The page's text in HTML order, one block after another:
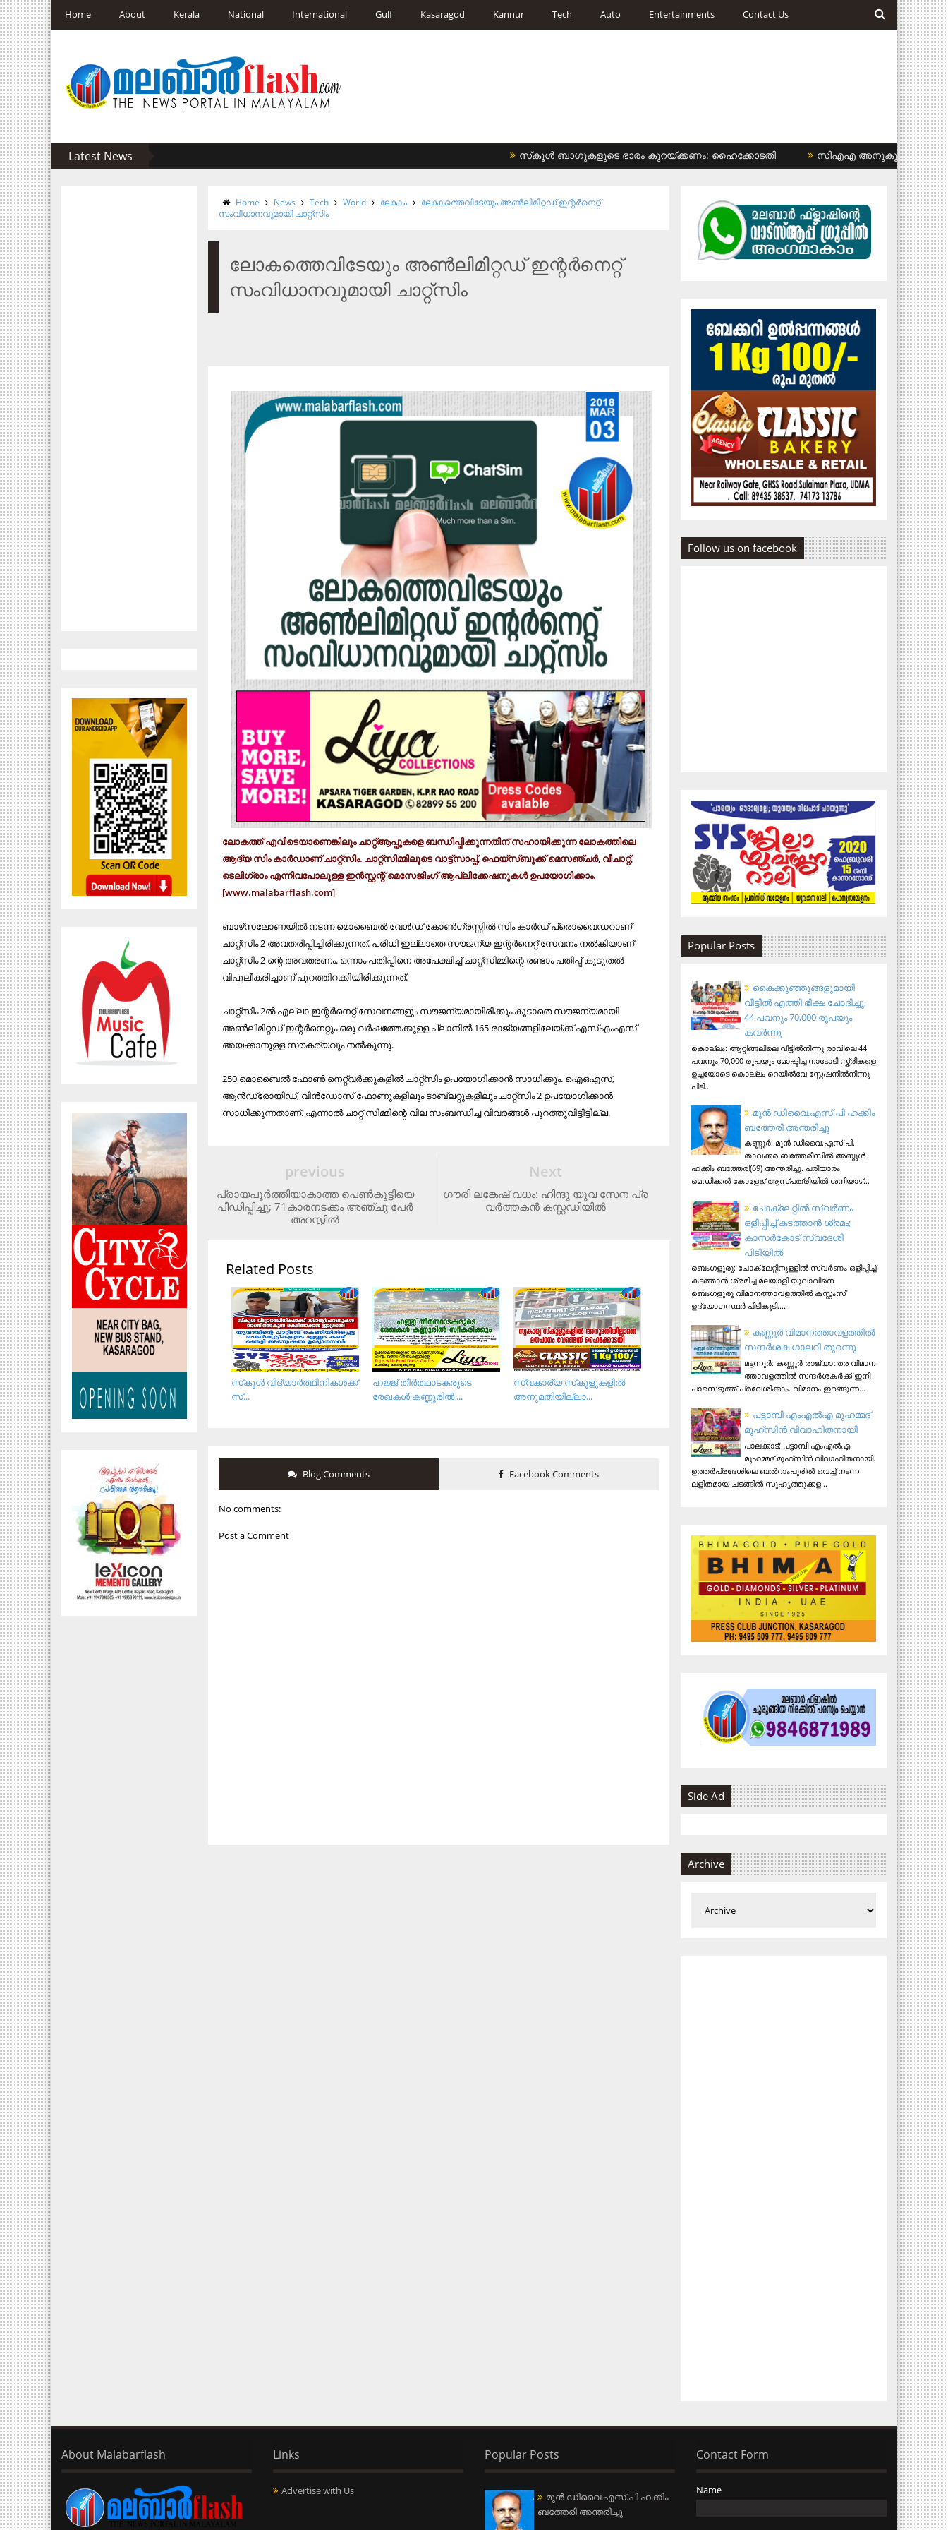
Home About Kerala National International Gulf Kasaragod Kannur Tech Auto Entertainments Contact Us
Latest News സ്‌കൂള്‍ ബാഗുകളുടെ ഭാരം കുറയ്ക്കണം: ഹൈക്കോടതി സിഎഎ അനുകൂലികള്‍ക്ക്
Home News Tech World ലോകം
ലോകത്തെവിടേയും അണ്‍ലിമിറ്റഡ് ഇന്റര്‍നെറ്റ്
സംവിധാനവുമായി ചാറ്റ്‌സിം
ലോകത്തെവിടേയും അണ്‍ലിമിറ്റഡ് ഇന്റര്‍നെറ്റ്
സംവിധാനവുമായി ചാറ്റ്‌സിം
ലോകത്ത് എവിടെയാണെങ്കിലും ചാറ്റ്ആപ്പുകളെ ബന്ധിപ്പിക്കുന്നതിന് സഹായിക്കുന്ന ലോകത്തിലെ
ആദ്യ സിം കാര്‍ഡാണ് ചാറ്റ്‌സിം. ചാറ്റ്‌സിമ്മിലൂടെ വാട്ട്‌സാപ്പ്, ഫെയ്‌സ്ബുക്ക് മെസഞ്ചര്‍, വീചാറ്റ്,
ടെലിഗ്രാം എന്നിവപോലുള്ള ഇന്‍സ്റ്റന്റ് മെസേജിംഗ് ആപ്ലിക്കേഷനുകള്‍ ഉപയോഗിക്കാം.
[www.malabarflash.com]
ബാഴ്‌സലോണയില്‍ നടന്ന മൊബൈല്‍ വേള്‍ഡ് കോണ്‍ഗ്രസ്സില്‍ സിം കാര്‍ഡ് പ്രൊവൈഡറാണ്
ചാറ്റ്‌സിം 2 അവതരിപ്പിച്ചിരിക്കുന്നത്. പരിധി ഇല്ലാതെ സൗജന്യ ഇന്റര്‍നെറ്റ് സേവനം നല്‍കിയാണ്
ചാറ്റ്‌സിം 2 ന്റെ അവതരണം. ഒന്നാം പതിപ്പിനെ അപേക്ഷിച്ച് ചാറ്റ്‌സിമ്മിന്റെ രണ്ടാം പതിപ്പ് കൂടുതല്‍
വിപുലീകരിച്ചാണ് പുറത്തിറക്കിയിരിക്കുന്നത്.
ചാറ്റ്‌സിം 2ല്‍ എല്ലാ ഇന്റര്‍നെറ്റ് സേവനങ്ങളും സൗജന്യമായിരിക്കും.കൂടാതെ സൗജന്യമായി
അണ്‍ലിമിറ്റഡ് ഇന്റര്‍നെറ്റും ഒരു വര്‍ഷത്തേക്കുളള പ്ലാനില്‍ 165 രാജ്യങ്ങളിലേയ്ക്ക് എസ്എംഎസ്
അയക്കാനുളള സൗകര്യവും നല്‍കുന്നു.
250 മൊബൈല്‍ ഫോണ്‍ നെറ്റ്‌വര്‍ക്കുകളില്‍ ചാറ്റ്‌സിം ഉപയോഗിക്കാന്‍ സാധിക്കും. ഐഒഎസ്,
ആന്‍ഡ്രോയിഡ്, വിന്‍ഡോസ് ഫോണുകളിലും ടാബ്ലറ്റുകളിലും ചാറ്റ്‌സിം 2 ഉപയോഗിക്കാന്‍
സാധിക്കുന്നതാണ്. എന്നാല്‍ ചാറ്റ് സിമ്മിന്റെ വില സംബന്ധിച്ച വിവരങ്ങള്‍ പുറത്തുവിട്ടിട്ടില്ല.
Next
ഗൗ​രി ല​ങ്കേ​ഷ് വ​ധം: ഹി​ന്ദു യു​വ സേ​ന പ്ര​
വ​ർ​ത്ത​ക​ൻ ക​സ്റ്റ​ഡി​യി​ൽ
previous
പ്രായപൂര്‍ത്തിയാകാത്ത പെണ്‍കുട്ടിയെ
പീഡിപ്പിച്ചു; 71കാരനടക്കം അഞ്ചു പേര്‍
അറസ്റ്റില്‍
Related Posts
സ്വകാര്യ സ്‌കൂളുകളില്‍
അനുമതിയില്ലാ...
ഹജ്ജ് തീർത്ഥാടകരുടെ
രേഖകൾ കണ്ണൂരിൽ ...
സ്‌കൂള്‍ വിദ്യാര്‍ത്ഥിനികള്‍ക്ക്
സ്...
Blog Comments Facebook Comments
No comments:
Post a Comment
Follow us on facebook
Popular Posts
കൈക്കുഞ്ഞുങ്ങളുമായി
വീട്ടിൽ എത്തി ഭിക്ഷ ചോദിച്ചു,
44 പവനും 70,000 രൂപയും
കവർന്നു
കൊല്ലം: ആറ്റിങ്ങലിലെ വീട്ടിൽനിന്നു രാവിലെ 44
പവനും 70,000 രൂപയും മോഷ്ടിച്ച നാടോടി സ്ത്രീകളെ
ഉച്ചയോടെ കൊല്ലം റെയിൽവേ സ്റ്റേഷനിൽനിന്നു
പിടി...
മുന്‍ ഡിവൈ.എസ്.പി ഹക്കിം
ബത്തേരി അന്തരിച്ചു
കണ്ണൂര്‍: മുന്‍ ഡിവൈ.എസ്.പി.
താവക്കര ബത്തേരീസില്‍ അബ്ദുള്‍
ഹക്കിം ബത്തേരി(69) അന്തരിച്ചു. പരിയാരം
മെഡിക്കല്‍ കോളേജ് ആസ്​പത്രിയില്‍ ശനിയാഴ്...
ചോക്ലേറ്റിൽ സ്വർണം
ഒളിപ്പിച്ച് കടത്താൻ ശ്രമം;
കാസർകോട് സ്വദേശി
പിടിയില്‍
ബെംഗളൂരു: ചോക്ലേറ്റിനുള്ളിൽ സ്വർണം ഒളിപ്പിച്ച്
കടത്താൻ ശ്രമിച്ച മലയാളി യുവാവിനെ
ബെംഗളൂരു വിമാനത്താവളത്തിൽ കസ്റ്റംസ്
ഉദ്യോഗസ്ഥർ പിടികൂടി....
ക​ണ്ണൂ​ർ വി​മാ​ന​ത്താ​വ​ള​ത്തി​ൽ
സ​ന്ദ​ർ​ശ​ക ഗാ​ല​റി തു​റ​ന്നു
മ​ട്ട​ന്നൂ​ർ: ക​ണ്ണൂ​ർ രാ​ജ്യാ​ന്ത​ര വി​മാ​ന​
ത്താ​വ​ള​ത്തി​ൽ സ​ന്ദ​ർ​ശ​ക​ർ​ക്ക് ഇ​നി
പാ​സെ​ടു​ത്ത് പ്ര​വേ​ശി​ക്കാം. വി​മാ​നം ഇ​റ​ങ്ങു​ന്ന...
പട്ടാമ്പി എംഎല്‍എ മുഹമ്മദ്
മുഹ്‌സിന്‍ വിവാഹിതനായി
പാലക്കാട്: പട്ടാമ്പി എംഎല്‍എ
മുഹമ്മദ് മുഹ്‌സിന്‍ വിവാഹിതനായി.
ഉത്തര്‍പ്രദേശിലെ ബല്‍റാംപൂരില്‍ വെച്ച് നടന്ന
ലളിതമായ ചടങ്ങില്‍ സുഹൃത്തുക്കള...
Side Ad
Archive
About Malabarflash Links
Advertise with Us
Popular Posts
മുന്‍ ഡിവൈ.എസ്.പി ഹക്കിം
ബത്തേരി അന്തരിച്ചു
Contact Form
Name